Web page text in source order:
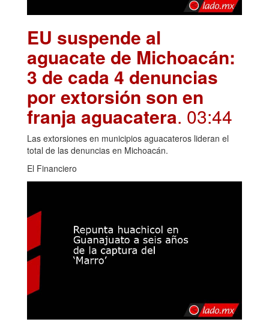
EU suspende al
aguacate de Michoacán:
3 de cada 4 denuncias
por extorsión son en
franja aguacatera. 03:44
Las extorsiones en municipios aguacateros lideran el
total de las denuncias en Michoacán.
El Financiero